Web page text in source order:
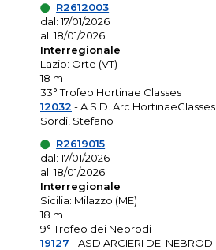
R2612003
dal: 17/01/2026
al: 18/01/2026
Interregionale
Lazio: Orte (VT)
18 m
33° Trofeo Hortinae Classes
12032 - A.S.D. Arc.HortinaeClasses
Sordi, Stefano
R2619015
dal: 17/01/2026
al: 18/01/2026
Interregionale
Sicilia: Milazzo (ME)
18 m
9° Trofeo dei Nebrodi
19127 - ASD ARCIERI DEI NEBRODI